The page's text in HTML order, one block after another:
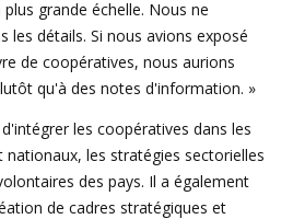
grande échelle. Nous ne
les détails. Si nous avions exposé
de coopératives, nous aurions
qu'à des notes d'information. »
les coopératives dans les
les stratégies sectorielles
des pays. Il a également
de cadres stratégiques et